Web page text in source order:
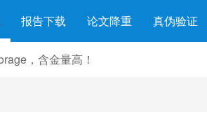
报告下载 论文降重 真伪验证
，含金量高！